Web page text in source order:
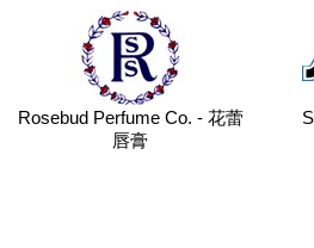
Rosebud Perfume Co. - 花蕾
唇膏